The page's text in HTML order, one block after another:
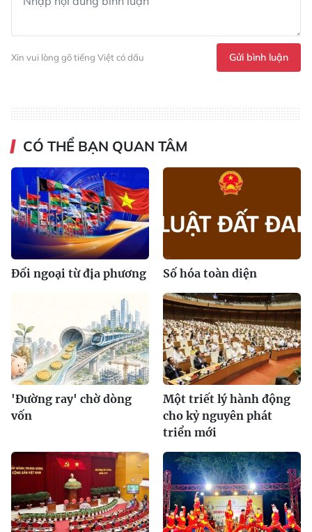
Xin vui lòng gõ tiếng Việt có dấu Gửi bình luận
CÓ THỂ BẠN QUAN TÂM
Đối ngoại từ địa phương Số hóa toàn diện
'Đường ray' chờ dòng
vốn
Một triết lý hành động
cho kỷ nguyên phát
triển mới